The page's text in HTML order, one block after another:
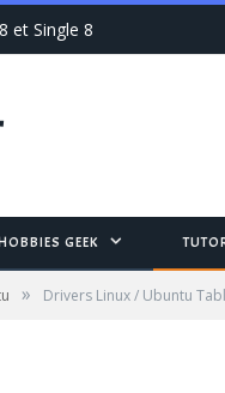
et Single 8
GEEK
» Drivers Linux / Ubuntu